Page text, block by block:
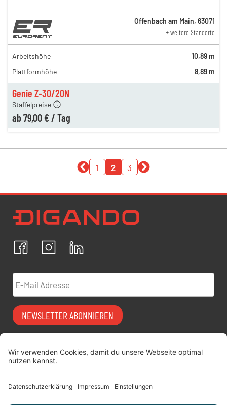
Genie Z-30/20N
149,00 €
129,00 €
119,00 €
99,00 €
Staffelpreise
ab 79,00 € / Tag
Offenbach am Main, 63071
+ weitere Standorte
Arbeitshöhe
10,89 m
Plattformhöhe
8,89 m
1 2 3
FacebookInstagram
Ich bestätige, dass ich die
Datenschutzrichtlinien
personenbezogenen Daten einverstanden.
E-Mail Adresse
NEWSLETTER ABONNIEREN
Vermiet-Partner
digitimes | blog
FAQ
Datenschutz